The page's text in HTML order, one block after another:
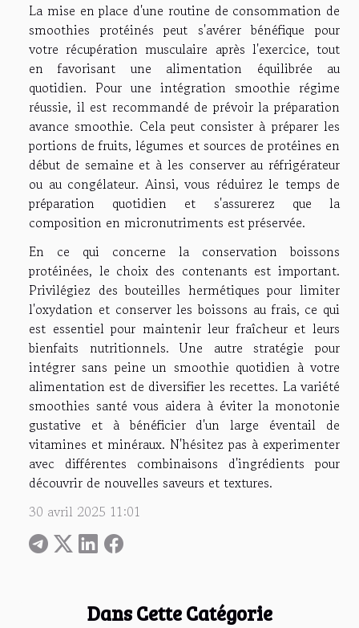
Dans Cette Catégorie
La mise en place d'une routine de consommation de
smoothies protéinés peut s'avérer bénéfique pour
votre récupération musculaire après l'exercice, tout
en favorisant une alimentation équilibrée au
quotidien. Pour une intégration smoothie régime
réussie, il est recommandé de prévoir la préparation
avance smoothie. Cela peut consister à préparer les
portions de fruits, légumes et sources de protéines en
début de semaine et à les conserver au réfrigérateur
ou au congélateur. Ainsi, vous réduirez le temps de
préparation quotidien et s'assurerez que la
composition en micronutriments est préservée.
En ce qui concerne la conservation boissons
protéinées, le choix des contenants est important.
Privilégiez des bouteilles hermétiques pour limiter
l'oxydation et conserver les boissons au frais, ce qui
est essentiel pour maintenir leur fraîcheur et leurs
bienfaits nutritionnels. Une autre stratégie pour
intégrer sans peine un smoothie quotidien à votre
alimentation est de diversifier les recettes. La variété
smoothies santé vous aidera à éviter la monotonie
gustative et à bénéficier d'un large éventail de
vitamines et minéraux. N'hésitez pas à experimenter
avec différentes combinaisons d'ingrédients pour
découvrir de nouvelles saveurs et textures.
30 avril 2025 11:01